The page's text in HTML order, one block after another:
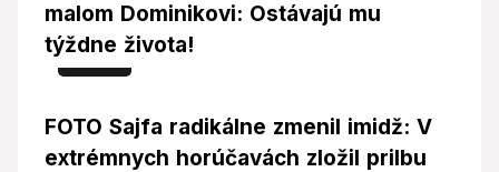
malom Dominikovi: Ostávajú mu
týždne života!
Foto
FOTO Sajfa radikálne zmenil imidž: V
extrémnych horúčavách zložil prilbu